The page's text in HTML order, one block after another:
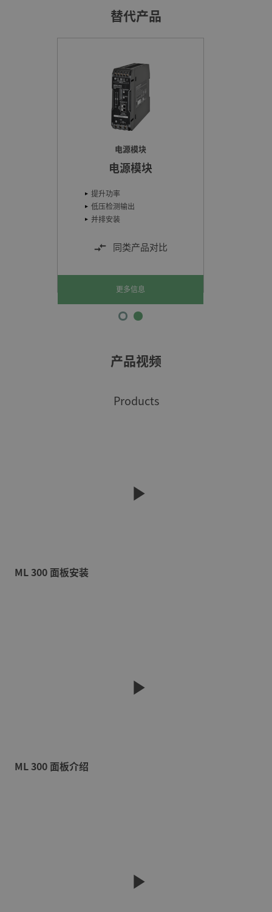
替代产品
电源模块
电源模块
提升功率
低压检测输出
并排安装
同类产品对比
更多信息
产品视频
Products
ML 300 面板安装
ML 300 面板介绍